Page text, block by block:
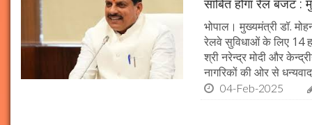
भोपाल। मुख्यमंत्री डॉ.
रेलवे सुविधाओं के लिए 14
श्री नरेन्द्र मोदी और
नागरिकों की ओर से
04-Feb-2025